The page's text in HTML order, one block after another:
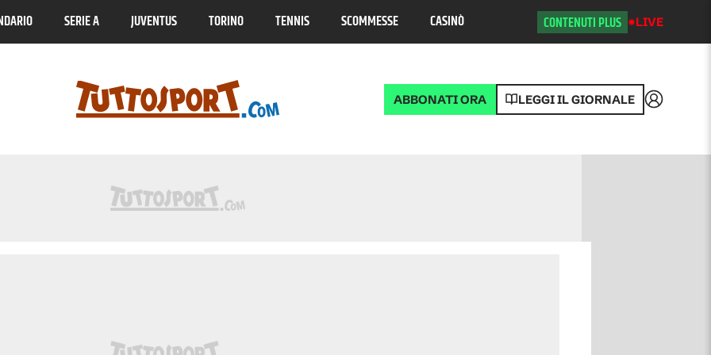
SERIE A JUVENTUS TORINO TENNIS SCOMMESSE CASINÒ CONTENUTI PLUS LIVE
ABBONATI ORA LEGGI IL GIORNALE Accedi